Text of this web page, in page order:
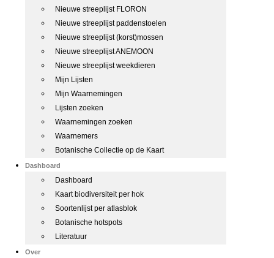
Nieuwe streeplijst FLORON
Nieuwe streeplijst paddenstoelen
Nieuwe streeplijst (korst)mossen
Nieuwe streeplijst ANEMOON
Nieuwe streeplijst weekdieren
Mijn Lijsten
Mijn Waarnemingen
Lijsten zoeken
Waarnemingen zoeken
Waarnemers
Botanische Collectie op de Kaart
Dashboard
Dashboard
Kaart biodiversiteit per hok
Soortenlijst per atlasblok
Botanische hotspots
Literatuur
Over